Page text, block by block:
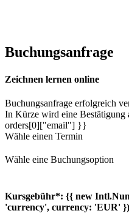
Buchungsanfrage
Zeichnen lernen online
Buchungsanfrage erfolgreich
In Kürze wird eine
orders[0]["email"] }}
Wähle einen Termin
Wähle eine Buchungsoption
Kursgebühr*: {{ new
'currency', currency: 'EUR'